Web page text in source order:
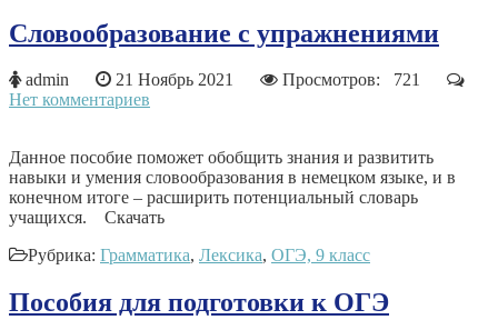
Словообразование с упражнениями
admin 21 Ноябрь 2021
Просмотров: 721
Нет комментариев
Данное пособие поможет обобщить знания и развитить
навыки и умения словообразования в немецком языке, и в
конечном итоге – расширить потенциальный словарь
учащихся. Скачать
Рубрика: Грамматика, Лексика, ОГЭ, 9 класс
Пособия для подготовки к ОГЭ